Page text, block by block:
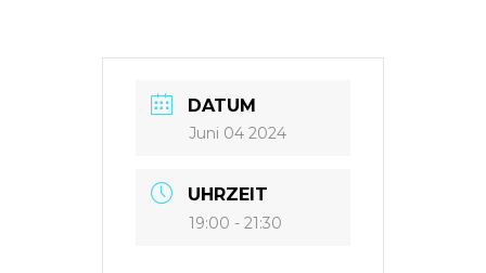
DATUM
Juni 04 2024
UHRZEIT
19:00 - 21:30